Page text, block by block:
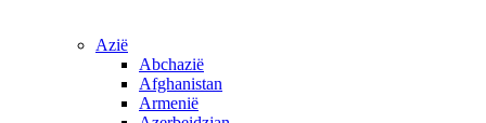
Azië
Abchazië
Afghanistan
Armenië